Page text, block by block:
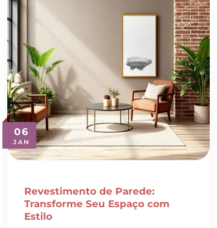
06
JAN
Revestimento de Parede:
Transforme Seu Espaço com
Estilo